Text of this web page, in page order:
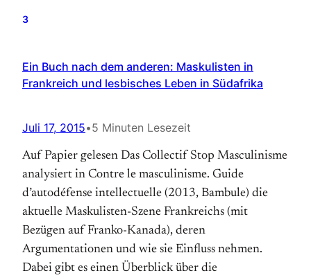
3
Ein Buch nach dem anderen: Maskulisten in
Frankreich und lesbisches Leben in Südafrika
Juli 17, 2015•5 Minuten Lesezeit
Auf Papier gelesen Das Collectif Stop Masculinisme
analysiert in Contre le masculinisme. Guide
d’autodéfense intellectuelle (2013, Bambule) die
aktuelle Maskulisten-Szene Frankreichs (mit
Bezügen auf Franko-Kanada), deren
Argumentationen und wie sie Einfluss nehmen.
Dabei gibt es einen Überblick über die